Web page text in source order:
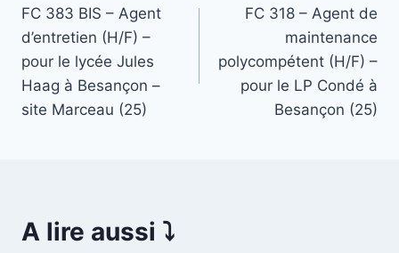
de
l’article
FC 383 BIS – Agent
d’entretien (H/F) –
pour le lycée Jules
Haag à Besançon –
site Marceau (25)
FC 318 – Agent de
maintenance
polycompétent (H/F) –
pour le LP Condé à
Besançon (25)
A lire aussi ⤵️